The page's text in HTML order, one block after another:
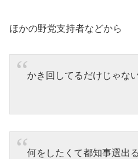
ほかの野党支持者などから
かき回してるだけじゃな
何をしたくて都知事選出